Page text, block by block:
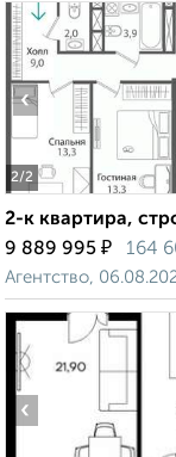
2/2
‹
2-к квартира,
9 889 995 ₽ 164
Агентство,
‹